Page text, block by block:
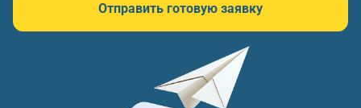
Отправить готовую заявку